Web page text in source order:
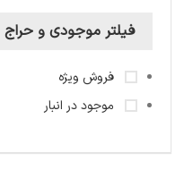
فیلتر موجودی و حراج
فروش ویژه
موجود در انبار